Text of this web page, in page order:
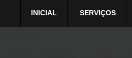
INICIAL SERVIÇOS